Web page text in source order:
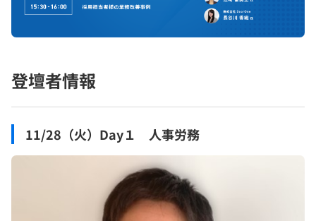
登壇者情報
11/28（火）Day１ 人事労務